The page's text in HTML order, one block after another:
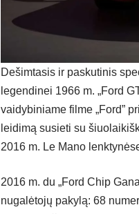
Dešimtasis ir paskutinis
legendinei 1966 m. „Ford
vaidybiniame filme „Ford”
leidimą susieti su
2016 m. Le Mano
2016 m. du „Ford Chip
nugalėtojų pakylą: 68